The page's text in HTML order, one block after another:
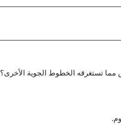
تستغرقه الخطوط الجوية الأخرى؟